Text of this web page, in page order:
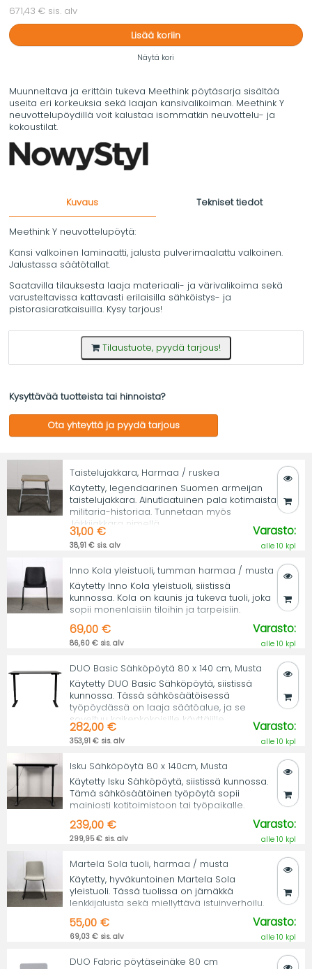
671,43 € sis. alv
Lisää koriin
Näytä kori
Muunneltava ja erittäin tukeva Meethink pöytäsarja sisältää
useita eri korkeuksia sekä laajan kansivalikoiman. Meethink Y
neuvottelupöydillä voit kalustaa isommatkin neuvottelu- ja
kokoustilat.
Kuvaus Tekniset tiedot
Meethink Y neuvottelupöytä:
Kansi valkoinen laminaatti, jalusta pulverimaalattu valkoinen.
Jalustassa säätötallat.
Saatavilla tilauksesta laaja materiaali- ja värivalikoima sekä
varusteltavissa kattavasti erilaisilla sähköistys- ja
pistorasiaratkaisuilla. Kysy tarjous!
Tilaustuote, pyydä tarjous!
Kysyttävää tuotteista tai hinnoista?
Ota yhteyttä ja pyydä tarjous
Taistelujakkara, Harmaa / ruskea
Käytetty, legendaarinen Suomen armeijan
taistelujakkara. Ainutlaatuinen pala kotimaista
militaria-historiaa. Tunnetaan myös
Jäkkijakkara nimellä.
31,00 €
38,91 € sis. alv
Varasto:
alle 10 kpl
Inno Kola yleistuoli, tumman harmaa / musta
Käytetty Inno Kola yleistuoli, siistissä
kunnossa. Kola on kaunis ja tukeva tuoli, joka
sopii monenlaisiin tiloihin ja tarpeisiin.
69,00 €
86,60 € sis. alv
Varasto:
alle 10 kpl
DUO Basic Sähköpöytä 80 x 140 cm, Musta
Käytetty DUO Basic Sähköpöytä, siistissä
kunnossa. Tässä sähkösäätöisessä
työpöydässä on laaja säätöalue, ja se
soveltuu kaikenkokoisille käyttäjille.
282,00 €
353,91 € sis. alv
Varasto:
alle 10 kpl
Isku Sähköpöytä 80 x 140cm, Musta
Käytetty Isku Sähköpöytä, siistissä kunnossa.
Tämä sähkösäätöinen työpöytä sopii
mainiosti kotitoimistoon tai työpaikalle.
239,00 €
299,95 € sis. alv
Varasto:
alle 10 kpl
Martela Sola tuoli, harmaa / musta
Käytetty, hyväkuntoinen Martela Sola
yleistuoli. Tässä tuolissa on jämäkkä
lenkkijalusta sekä miellyttävä istuinverhoilu.
55,00 €
69,03 € sis. alv
Varasto:
alle 10 kpl
DUO Fabric pöytäseinäke 80 cm